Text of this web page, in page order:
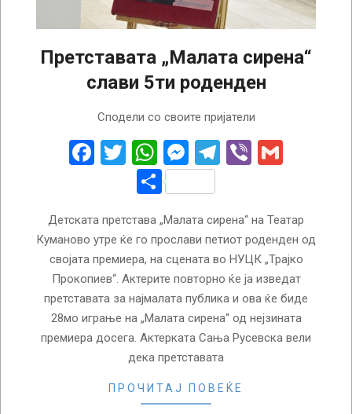
Претставата „Малата сирена“
слави 5ти роденден
Сподели со своите пријатели
Facebook
Twitter
WhatsApp
Messenger
Telegram
Viber
Share
Детската претстава „Малата сирена“ на Театар
Куманово утре ќе го прослави петиот роденден од
својата премиера, на сцената во НУЦК „Трајко
Прокопиев“. Актерите повторно ќе ја изведат
претставата за најмалата публика и ова ќе биде
28мо играње на „Малата сирена“ од нејзината
премиера досега. Актерката Сања Русевска вели
дека претставата
ПРОЧИТАЈ ПОВЕЌЕ